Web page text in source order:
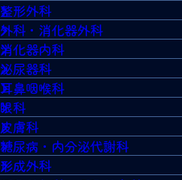
整形外科
外科・消化器外科
消化器内科
泌尿器科
耳鼻咽喉科
眼科
皮膚科
糖尿病・内分泌代謝科
形成外科